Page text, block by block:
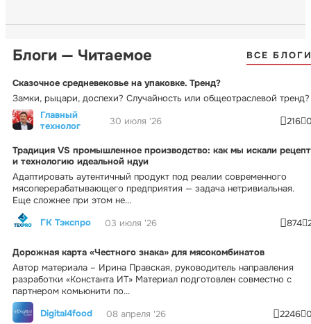
Блоги — Читаемое ВСЕ
Сказочное средневековье на упаковке. Тренд?
Замки, рыцари, доспехи? Случайность или общеотраслевой тренд?
Главный
технолог
30 июля '26 216
Традиция VS промышленное производство: как мы искали рецепт
и технологию идеальной ндуи
Адаптировать аутентичный продукт под реалии современного
мясоперерабатывающего предприятия — задача нетривиальная.
Еще сложнее при этом не...
ГК Тэкспро
03 июля '26 874
Дорожная карта «Честного знака» для мясокомбинатов
Автор материала – Ирина Правская, руководитель направления
разработки «Константа ИТ» Материал подготовлен совместно с
партнером комьюнити по...
Digital4food
08 апреля '26 2246